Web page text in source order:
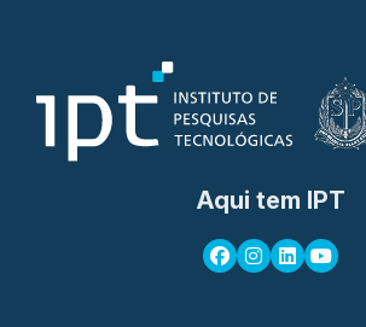
Aqui tem IPT